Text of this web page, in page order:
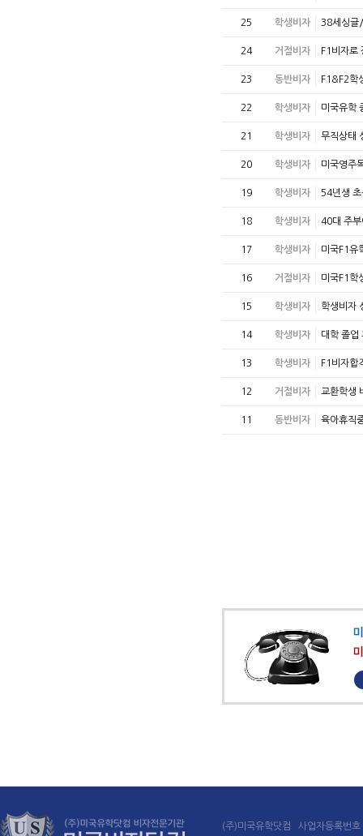
25 학생비자 38세싱글
24 거절비자 F1비자로
23 동반비자 F1&F2학
22 학생비자 미국유학
21 학생비자 무직상태
20 학생비자 미국영주
19 학생비자 54년생
18 학생비자 40대 주부
17 학생비자 미국F1유
16 거절비자 미국F1학
15 학생비자 학생비자
14 학생비자 대학 졸업
13 학생비자 F1비자
12 거절비자 교환학생
11 동반비자 육아휴직
(주)미국유학닷컴 사업자등록번